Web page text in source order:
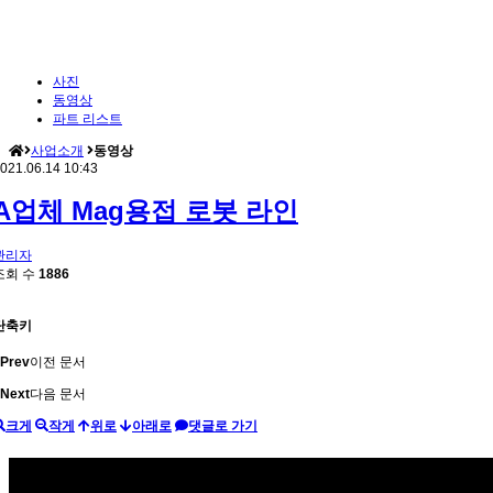
사진
동영상
파트 리스트
사업소개
동영상
10:43
업체 Mag용접 로봇 라인
리자
회 수 1886
축키
Prev이전 문서
Next다음 문서
크게 작게 위로 아래로 댓글로 가기